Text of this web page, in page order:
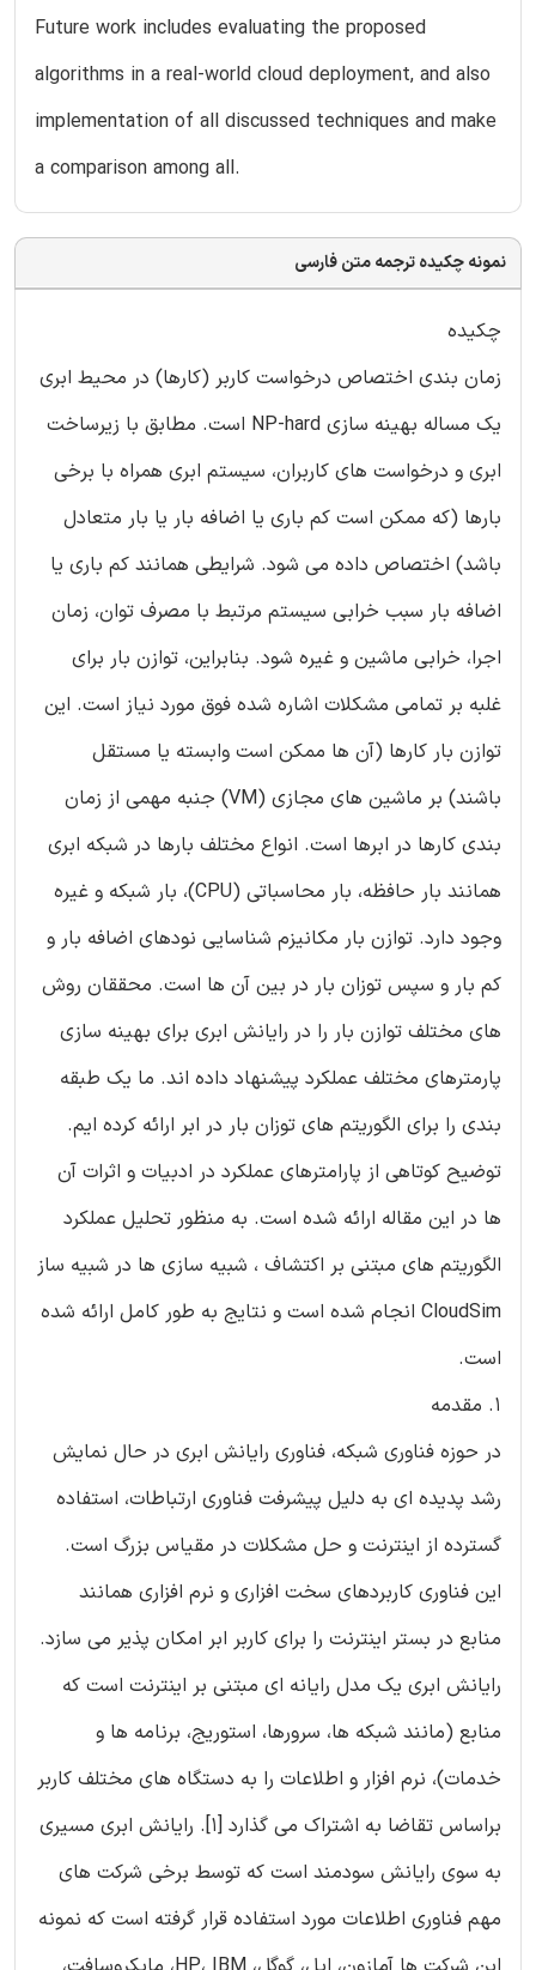
Future work includes evaluating the proposed
algorithms in a real-world cloud deployment, and also
implementation of all discussed techniques and make
a comparison among all.
نمونه چکیده ترجمه متن فارسی
چکیده
زمان بندی اختصاص درخواست کاربر (کارها) در محیط ابری
یک مساله بهینه سازی NP-hard است. مطابق با زیرساخت
ابری و درخواست های کاربران، سیستم ابری همراه با برخی
بارها (که ممکن است کم باری یا اضافه بار یا بار متعادل
باشد) اختصاص داده می شود. شرایطی همانند کم باری یا
اضافه بار سبب خرابی سیستم مرتبط با مصرف توان، زمان
اجرا، خرابی ماشین و غیره شود. بنابراین، توازن بار برای
غلبه بر تمامی مشکلات اشاره شده فوق مورد نیاز است. این
توازن بار کارها (آن ها ممکن است وابسته یا مستقل
باشند) بر ماشین های مجازی (VM) جنبه مهمی از زمان
بندی کارها در ابرها است. انواع مختلف بارها در شبکه ابری
همانند بار حافظه، بار محاسباتی (CPU)، بار شبکه و غیره
وجود دارد. توازن بار مکانیزم شناسایی نودهای اضافه بار و
کم بار و سپس توزان بار در بین آن ها است. محققان روش
های مختلف توازن بار را در رایانش ابری برای بهینه سازی
پارمترهای مختلف عملکرد پیشنهاد داده اند. ما یک طبقه
بندی را برای الگوریتم های توزان بار در ابر ارائه کرده ایم.
توضیح کوتاهی از پارامترهای عملکرد در ادبیات و اثرات آن
ها در این مقاله ارائه شده است. به منظور تحلیل عملکرد
الگوریتم های مبتنی بر اکتشاف ، شبیه سازی ها در شبیه ساز
CloudSim انجام شده است و نتایج به طور کامل ارائه شده
است.
1. مقدمه
در حوزه فناوری شبکه، فناوری رایانش ابری در حال نمایش
رشد پدیده ای به دلیل پیشرفت فناوری ارتباطات، استفاده
گسترده از اینترنت و حل مشکلات در مقیاس بزرگ است.
این فناوری کاربردهای سخت افزاری و نرم افزاری همانند
منابع در بستر اینترنت را برای کاربر ابر امکان پذیر می سازد.
رایانش ابری یک مدل رایانه ای مبتنی بر اینترنت است که
منابع (مانند شبکه ها، سرورها، استوریج، برنامه ها و
خدمات)، نرم افزار و اطلاعات را به دستگاه های مختلف کاربر
براساس تقاضا به اشتراک می گذارد [1]. رایانش ابری مسیری
به سوی رایانش سودمند است که توسط برخی شرکت های
مهم فناوری اطلاعات مورد استفاده قرار گرفته است که نمونه